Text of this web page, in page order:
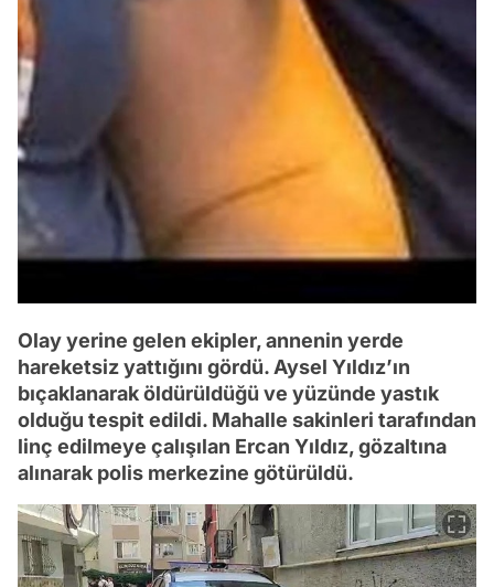
Olay yerine gelen ekipler, annenin yerde
hareketsiz yattığını gördü. Aysel Yıldız’ın
bıçaklanarak öldürüldüğü ve yüzünde yastık
olduğu tespit edildi. Mahalle sakinleri tarafından
linç edilmeye çalışılan Ercan Yıldız, gözaltına
alınarak polis merkezine götürüldü.